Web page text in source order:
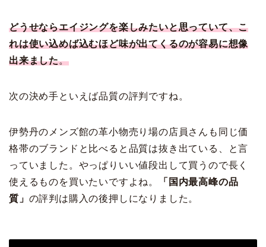
どうせならエイジングを楽しみたいと思っていて、こ
れは使い込めば込むほど味が出てくるのが容易に想像
出来ました。
次の決め手といえば品質の評判ですね。
伊勢丹のメンズ館の革小物売り場の店員さんも同じ価
格帯のブランドと比べると品質は抜き出ている、と言
っていました。やっぱりいい値段出して買うので長く
使えるものを買いたいですよね。
「国内最高峰の品
質」 の評判は購入の後押しになりました。